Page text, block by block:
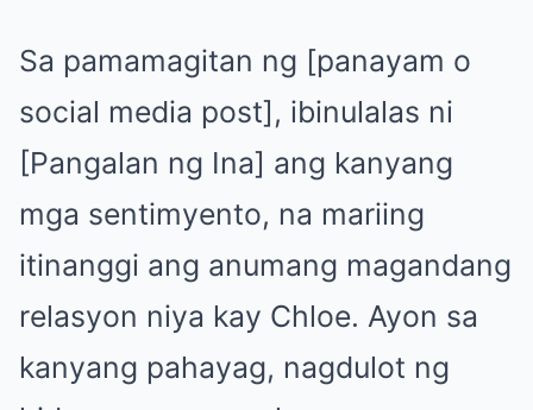
Sa pamamagitan ng [panayam o
social media post], ibinulalas ni
[Pangalan ng Ina] ang kanyang
mga sentimyento, na mariing
itinanggi ang anumang magandang
relasyon niya kay Chloe. Ayon sa
kanyang pahayag, nagdulot ng